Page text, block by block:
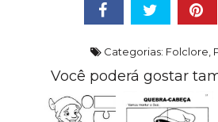
Categorias: Folclore
Você poderá gostar